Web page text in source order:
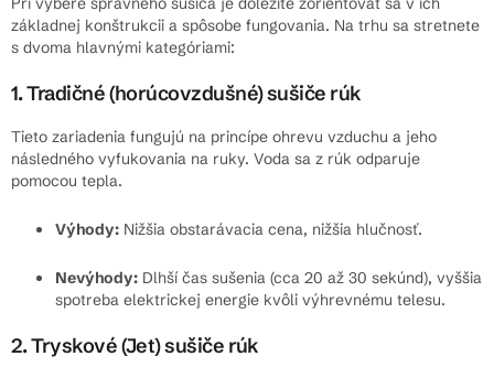
v
ý
i
u
základnej konštrukcii a spôsobe fungovania. Na trhu sa stretnete
s dvoma hlavnými kategóriami:
1. Tradičné (horúcovzdušné) sušiče rúk
Tieto zariadenia fungujú na princípe ohrevu vzduchu a jeho
následného vyfukovania na ruky. Voda sa z rúk odparuje
pomocou tepla.
Výhody: Nižšia obstarávacia cena, nižšia hlučnosť.
Nevýhody: Dlhší čas sušenia (cca 20 až 30 sekúnd), vyššia
spotreba elektrickej energie kvôli výhrevnému telesu.
2. Tryskové (Jet) sušiče rúk